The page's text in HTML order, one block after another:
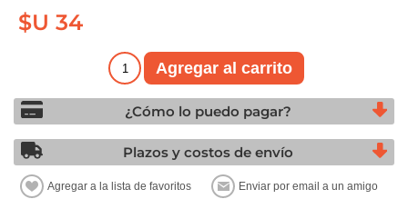
$U 34
¿Cómo lo puedo pagar?
Plazos y costos de envío